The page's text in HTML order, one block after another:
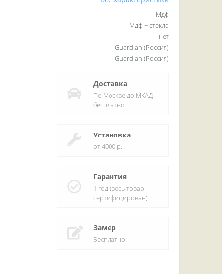
Мдф
Мдф + стекло
нет
Guardian (Россия)
Guardian (Россия)
Доставка
По Москве до МКАД
бесплатно
Установка
от 4000 р.
Гарантия
1 год (весь товар
сертифицирован)
Замер
Бесплатно